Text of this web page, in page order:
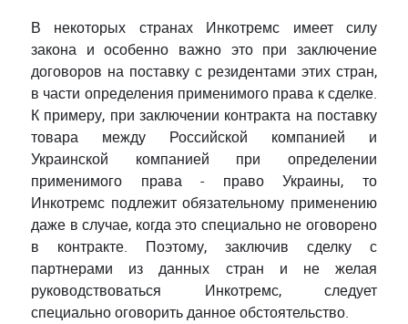
В некоторых странах Инкотремс имеет силу
закона и особенно важно это при заключение
договоров на поставку с резидентами этих стран,
в части определения применимого права к сделке.
К примеру, при заключении контракта на поставку
товара между Российской компанией и
Украинской компанией при определении
применимого права - право Украины, то
Инкотремс подлежит обязательному применению
даже в случае, когда это специально не оговорено
в контракте. Поэтому, заключив сделку с
партнерами из данных стран и не желая
руководствоваться Инкотремс, следует
специально оговорить данное обстоятельство.